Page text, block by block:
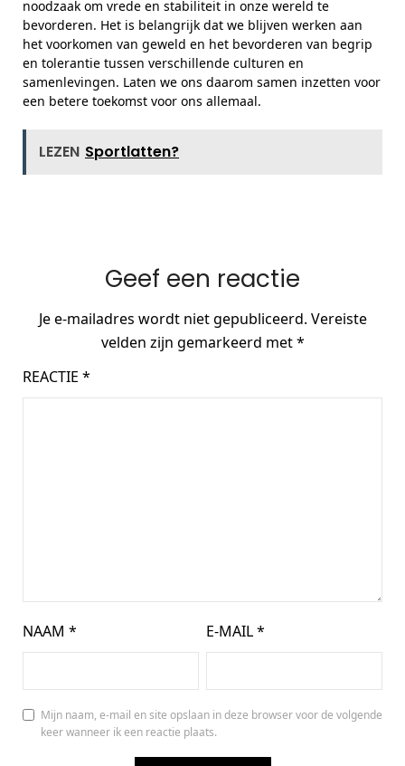
noodzaak om vrede en stabiliteit in onze wereld te
bevorderen. Het is belangrijk dat we blijven werken aan
het voorkomen van geweld en het bevorderen van begrip
en tolerantie tussen verschillende culturen en
samenlevingen. Laten we ons daarom samen inzetten voor
een betere toekomst voor ons allemaal.
LEZEN Sportlatten?
Geef een reactie
Je e-mailadres wordt niet gepubliceerd. Vereiste
velden zijn gemarkeerd met*
REACTIE *
NAAM * E-MAIL*
Mijn naam, e-mail en site opslaan in deze browser voor de volgende
keer wanneer ik een reactie plaats.